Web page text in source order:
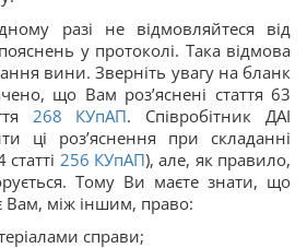
разі не відмовляйтеся від
у протоколі. Така відмова
вини. Зверніть увагу на бланк
що Вам роз’яснені стаття 63
268 КУпАП. Співробітник ДАІ
ці роз’яснення при складанні
256 КУпАП), але, як правило,
Тому Ви маєте знати, що
Вам, між іншим, право:
справи;